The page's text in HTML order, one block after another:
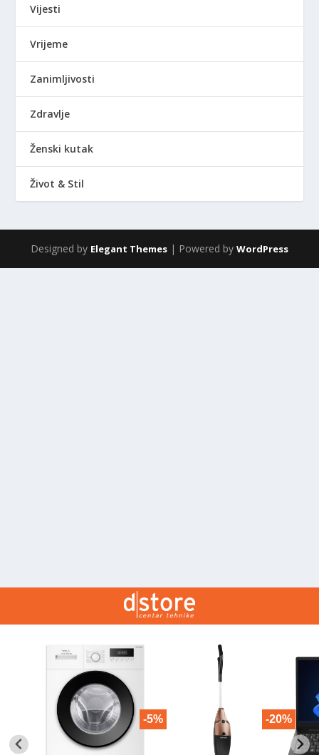
Vijesti
Vrijeme
Zanimljivosti
Zdravlje
Ženski kutak
Život & Stil
Designed by Elegant Themes | Powered by WordPress